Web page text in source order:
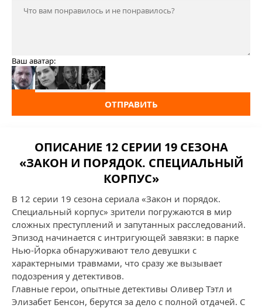
Ваш аватар:
ОТПРАВИТЬ
ОПИСАНИЕ 12 СЕРИИ 19 СЕЗОНА
«ЗАКОН И ПОРЯДОК. СПЕЦИАЛЬНЫЙ
КОРПУС»
В 12 серии 19 сезона сериала «Закон и порядок.
Специальный корпус» зрители погружаются в мир
сложных преступлений и запутанных расследований.
Эпизод начинается с интригующей завязки: в парке
Нью-Йорка обнаруживают тело девушки с
характерными травмами, что сразу же вызывает
подозрения у детективов.
Главные герои, опытные детективы Оливер Тэтл и
Элизабет Бенсон, берутся за дело с полной отдачей. С